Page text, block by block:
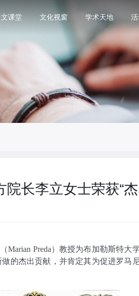
课堂 文化视窗 学术天地
长李立女士荣获“
Marian Preda）教授为布加勒斯特大
的杰出贡献，并肯定其为促进罗马